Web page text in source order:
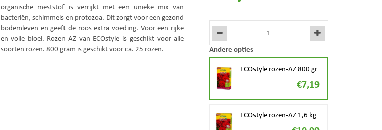
organische meststof is verrijkt met een unieke mix van
bacteriën, schimmels en protozoa. Dit zorgt voor een gezond
bodemleven en geeft de roos extra voeding. Voor een rijke
en volle bloei. Rozen-AZ van ECOstyle is geschikt voor alle
soorten rozen. 800 gram is geschikt voor ca. 25 rozen.
Andere opties
ECOstyle rozen-AZ 800 gr
€7,19
ECOstyle rozen-AZ 1,6 kg